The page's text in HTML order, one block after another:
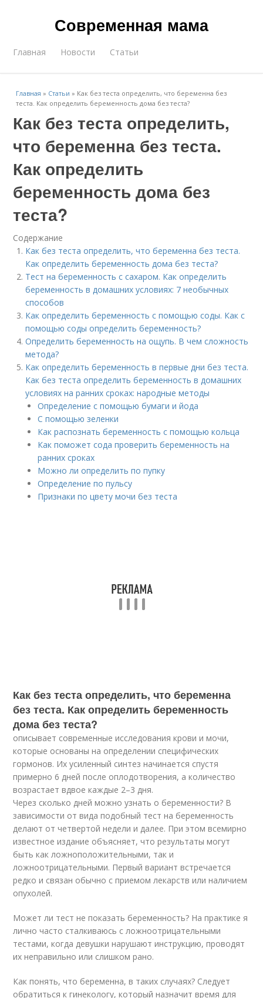
Современная мама
Главная Новости Статьи
Главная » Статьи » Как без теста определить, что беременна без
теста. Как определить беременность дома без теста?
Как без теста определить,
что беременна без теста.
Как определить
беременность дома без
теста?
Содержание
Как без теста определить, что беременна без теста.
Как определить беременность дома без теста?
Тест на беременность с сахаром. Как определить
беременность в домашних условиях: 7 необычных
способов
Как определить беременность с помощью соды. Как с
помощью соды определить беременность?
Определить беременность на ощупь. В чем сложность
метода?
Как определить беременность в первые дни без теста.
Как без теста определить беременность в домашних
условиях на ранних сроках: народные методы
Определение с помощью бумаги и йода
С помощью зеленки
Как распознать беременность с помощью кольца
Как поможет сода проверить беременность на
ранних сроках
Можно ли определить по пупку
Определение по пульсу
Признаки по цвету мочи без теста
Как без теста определить, что беременна
без теста. Как определить беременность
дома без теста?
описывает современные исследования крови и мочи,
которые основаны на определении специфических
гормонов. Их усиленный синтез начинается спустя
примерно 6 дней после оплодотворения, а количество
возрастает вдвое каждые 2–3 дня.
Через сколько дней можно узнать о беременности? В
зависимости от вида подобный тест на беременность
делают от четвертой недели и далее. При этом всемирно
известное издание объясняет, что результаты могут
быть как ложноположительными, так и
ложноотрицательными. Первый вариант встречается
редко и связан обычно с приемом лекарств или наличием
опухолей.
Может ли тест не показать беременность? На практике я
лично часто сталкиваюсь с ложноотрицательными
тестами, когда девушки нарушают инструкцию, проводят
их неправильно или слишком рано.
Как понять, что беременна, в таких случаях? Следует
обратиться к гинекологу, который назначит время для